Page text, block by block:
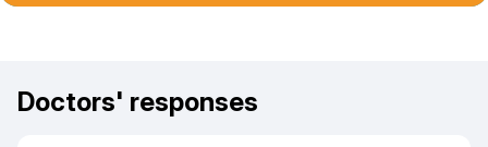
Doctors' responses